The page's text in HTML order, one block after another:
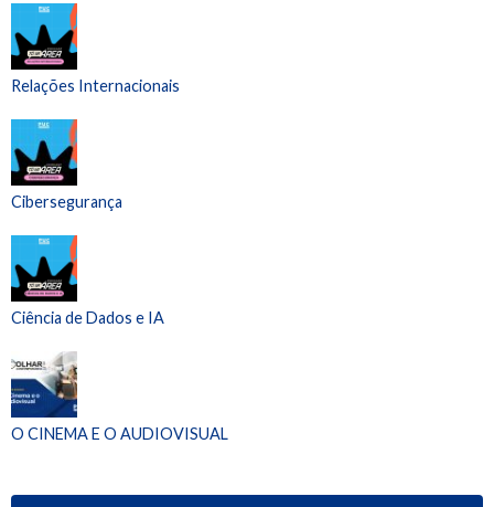
Relações Internacionais
Cibersegurança
Ciência de Dados e IA
O CINEMA E O AUDIOVISUAL